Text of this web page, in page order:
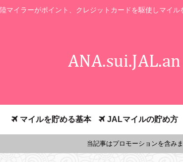
陸マイラーがポイント、クレジットカードを駆使しマイ
マイルを貯める基本 JALマイルの貯め方
当記事はプロモーションを含み